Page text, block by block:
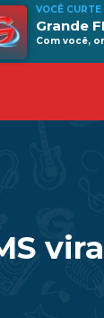
VOCÊ CURTE
Grande
Com você,